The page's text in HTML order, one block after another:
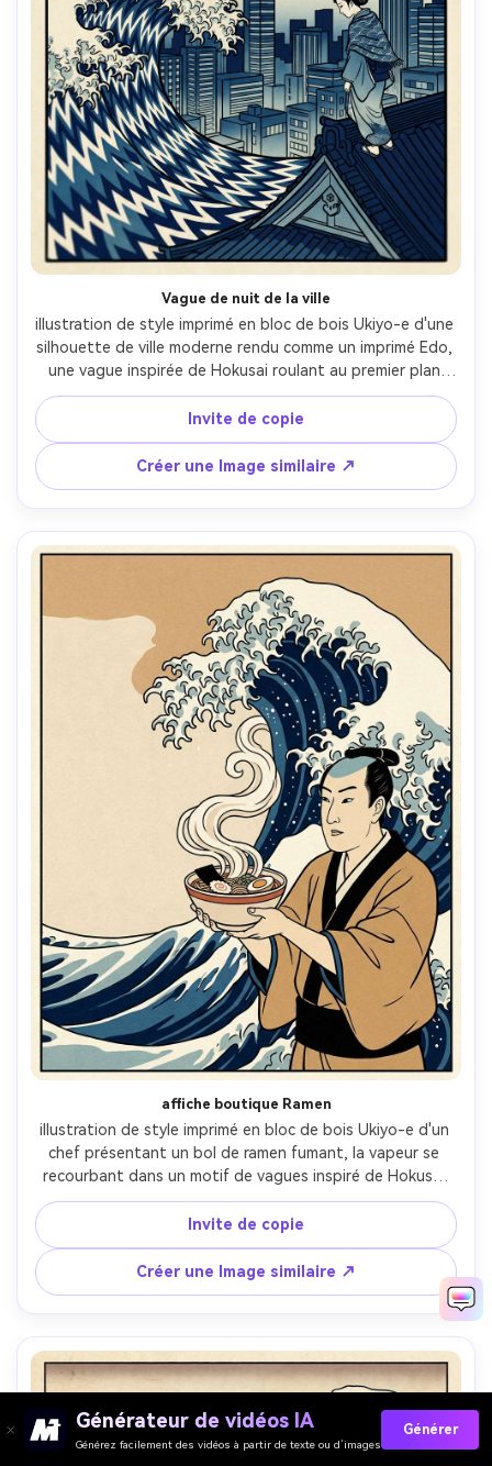
Vague de nuit de la ville
illustration de style imprimé en bloc de bois Ukiyo-e d'une
silhouette de ville moderne rendu comme un imprimé Edo,
une vague inspirée de Hokusai roulant au premier plan
comme un rideau à motifs, une jeune femme sur un toit
regardant vers le bas, contours forts, palette indigo, ciel
nocturne bokashi, nuages stylisés, graphique et
humoreux, objectif 85mm, profondeur de champ peu
profonde, éclairage cinématographique doux-AR 4:5
Invite de copie
Créer une Image similaire ↗
affiche boutique Ramen
illustration de style imprimé en bloc de bois Ukiyo-e d'un
chef présentant un bol de ramen fumant, la vapeur se
recourbant dans un motif de vagues inspiré de Hokusai
derrière lui, des contours audacieux et propres, une
palette limitée de bleu prussien et de bronz chaud, des
formes plates, des grains de papier washi, un espace vide
pour le texte du menu, une composition d'affiche
commerciale nette, un éclairage cinématographique doux-
-ar 4:5
Invite de copie
Créer une Image similaire ↗
Générateur de vidéos IA
Générez facilement des vidéos à partir de texte ou d’images
Générer